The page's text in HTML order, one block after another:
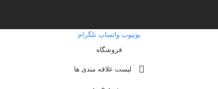
یوتیوب واتساپ تلگرام
فروشگاه
لیست علاقه مندی ها